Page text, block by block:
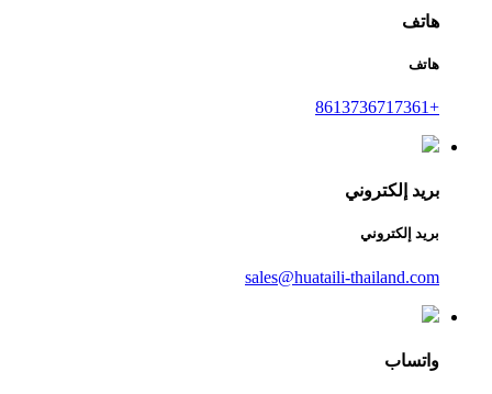
هاتف
هاتف
+8613736717361
بريد إلكتروني
بريد إلكتروني
sales@huataili-thailand.com
واتساب